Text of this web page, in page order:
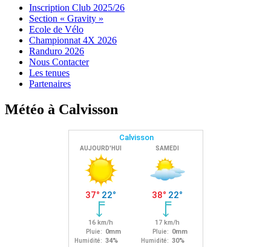
Menu
Widgets
Recherche
Aller
contenu
Inscription Club 2025/26
Section « Gravity »
Ecole de Vélo
Championnat 4X 2026
Randuro 2026
Nous Contacter
Les tenues
Partenaires
Météo à Calvisson